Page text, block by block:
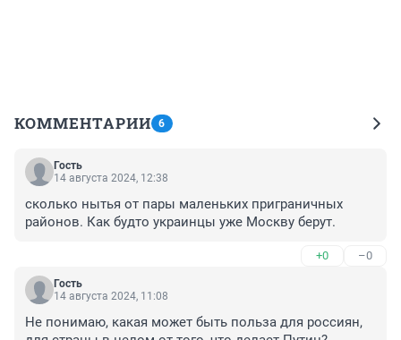
КОММЕНТАРИИ 6
Гость
14 августа 2024, 12:38
сколько нытья от пары маленьких приграничных
районов. Как будто украинцы уже Москву берут.
+0 –0
Гость
14 августа 2024, 11:08
Не понимаю, какая может быть польза для россиян,